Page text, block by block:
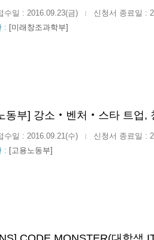
수일 : 2016.09.23(금) |
신청서 종료일 :
: [미래창조과학부]
동부] 강소‧벤처‧스타 트업,
수일 : 2016.09.21(수) |
신청서 종료일 :
: [고용노동부]